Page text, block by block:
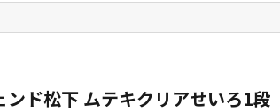
ンド松下 ムテキクリアせいろ1段